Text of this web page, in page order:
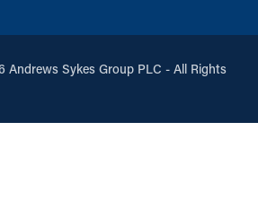
Andrews Sykes Group PLC - All Rights